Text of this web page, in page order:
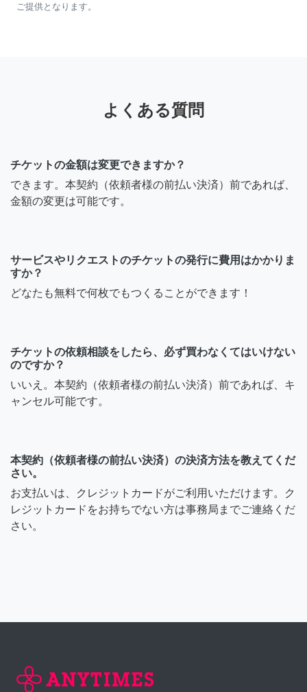
ご提供となります。
よくある質問
チケットの金額は変更できますか？
できます。本契約（依頼者様の前払い決済）前であれば、
金額の変更は可能です。
サービスやリクエストのチケットの発行に費用はかかりま
すか？
どなたも無料で何枚でもつくることができます！
チケットの依頼相談をしたら、必ず買わなくてはいけない
のですか？
いいえ。本契約（依頼者様の前払い決済）前であれば、キ
ャンセル可能です。
本契約（依頼者様の前払い決済）の決済方法を教えてくだ
さい。
お支払いは、クレジットカードがご利用いただけます。ク
レジットカードをお持ちでない方は事務局までご連絡くだ
さい。